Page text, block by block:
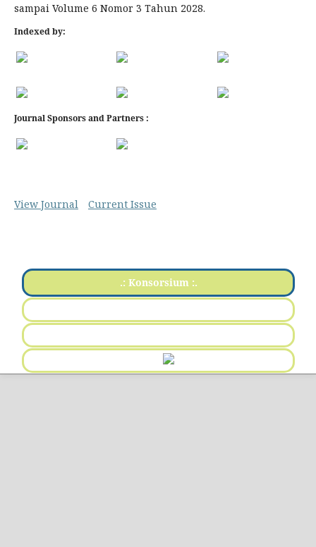
sampai Volume 6 Nomor 3 Tahun 2028.
Indexed by:
Journal Sponsors and Partners :
View Journal Current Issue
.: Konsorsium :.